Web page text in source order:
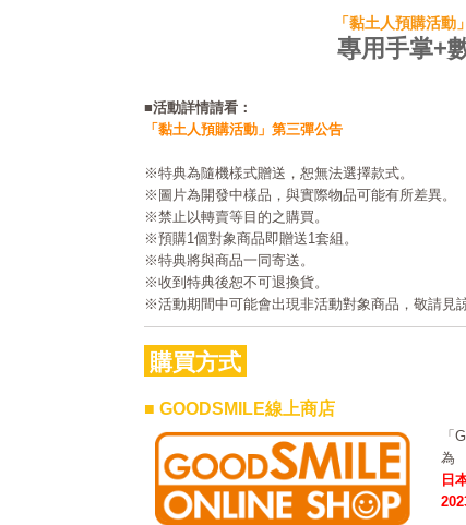
「黏土人預購活動
專用手掌+
■活動詳情請看：
「黏土人預購活動」第三彈公告
※特典為隨機樣式贈送，恕無法選擇款式。
※圖片為開發中樣品，與實際物品可能有所差異。
※禁止以轉賣等目的之購買。
※預購1個對象商品即贈送1套組。
※特典將與商品一同寄送。
※收到特典後恕不可退換貨。
※活動期間中可能會出現非活動對象商品，敬請見諒
購買方式
■ GOODSMILE線上商店
「
為
日